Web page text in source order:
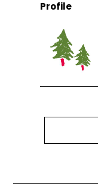
Profile